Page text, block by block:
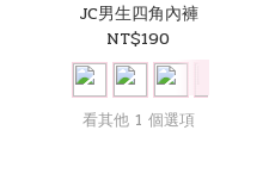
JC男生四角內褲
NT$190
看其他 1 個選項